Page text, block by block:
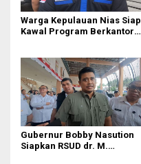
Warga Kepulauan Nias Siap
Kawal Program Berkantor
Gubernur Bobby Nasution
Siapkan RSUD dr. M.